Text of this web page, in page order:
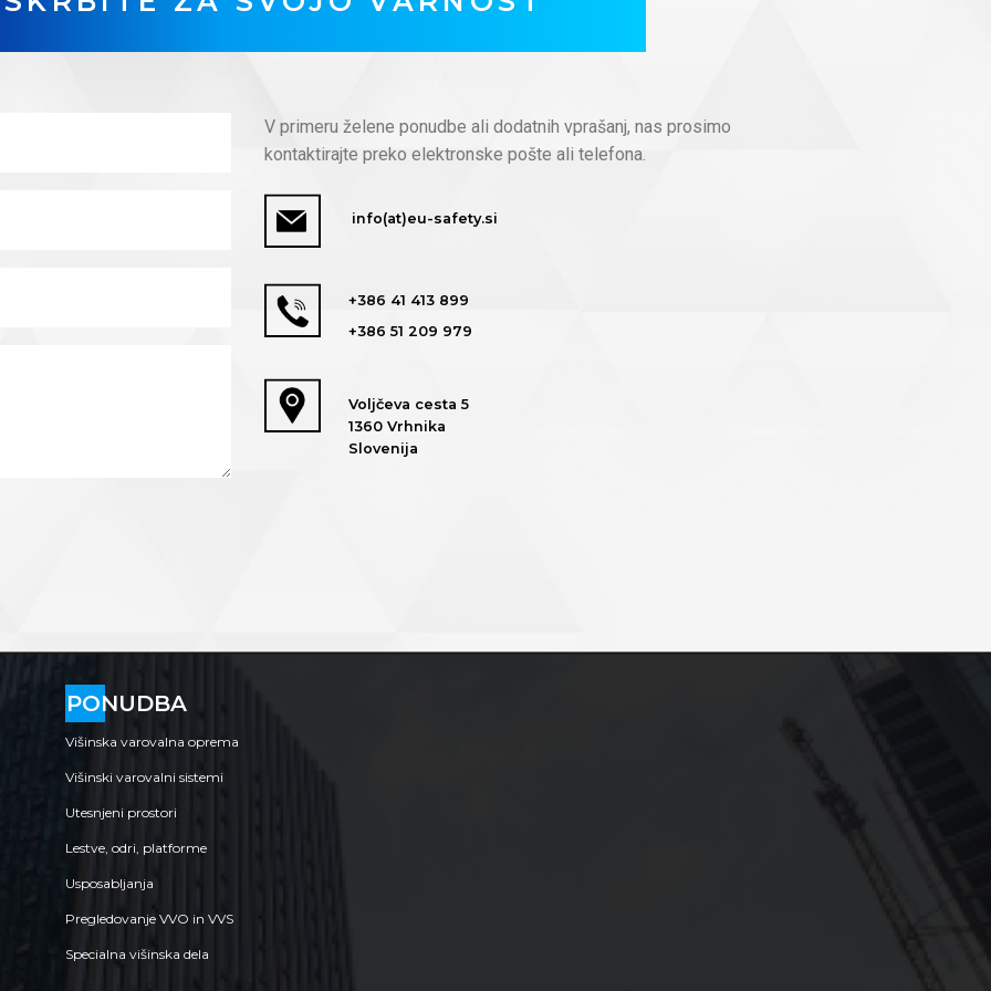
V primeru želene ponudbe ali dodatnih vprašanj, nas prosimo
kontaktirajte preko elektronske pošte ali telefona.
info(at)eu-safety.si
+386 41 413 899
+386 51 209 979
Voljčeva cesta 5
1360 Vrhnika
Slovenija
PONUDBA
Višinska varovalna oprema
Višinski varovalni sistemi
Utesnjeni prostori
Lestve, odri, platforme
Usposabljanja
Pregledovanje VVO in VVS
Specialna višinska dela